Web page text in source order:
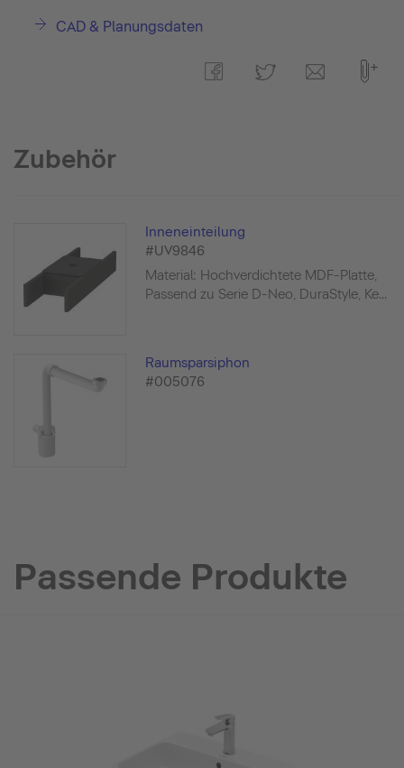
CAD & Planungsdaten
Zubehör
Inneneinteilung
#UV9846
Material: Hochverdichtete MDF-Platte,
Passend zu Serie D-Neo, DuraStyle, Ke...
Raumsparsiphon
#005076
Passende Produkte